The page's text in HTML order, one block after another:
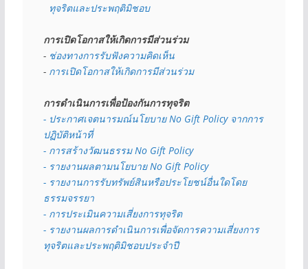
  ทุจริตและประพฤติมิชอบ
การเปิดโอกาสให้เกิดการมีส่วนร่วม
- ช่องทางการรับฟังความคิดเห็น
- การเปิดโอกาสให้เกิดการมีส่วนร่วม
การดำเนินการเพื่อป้องกันการทุจริต
- ประกาศเจตนารมณ์นโยบาย No Gift Policy จากการ
ปฏิบัติหน้าที่
- การสร้างวัฒนธรรม No Gift Policy
- รายงานผลตามนโยบาย No Gift Policy
- รายงานการรับทรัพย์สินหรือประโยชน์อื่นใดโดย
ธรรมจรรยา
- การประเมินความเสี่ยงการทุจริต
- รายงานผลการดำเนินการเพื่อจัดการความเสี่ยงการ
ทุจริตและประพฤติมิชอบประจำปี